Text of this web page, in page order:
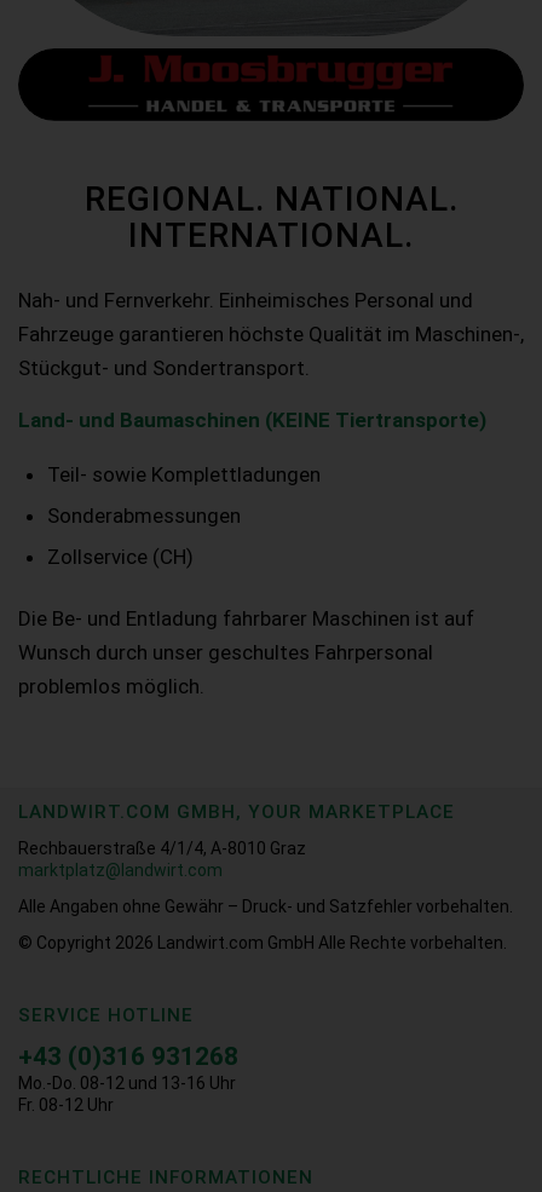
REGIONAL. NATIONAL.
INTERNATIONAL.
Nah- und Fernverkehr. Einheimisches Personal und
Fahrzeuge garantieren höchste Qualität im Maschinen-,
Stückgut- und Sondertransport.
Land- und Baumaschinen (KEINE Tiertransporte)
Teil- sowie Komplettladungen
Sonderabmessungen
Zollservice (CH)
Die Be- und Entladung fahrbarer Maschinen ist auf
Wunsch durch unser geschultes Fahrpersonal
problemlos möglich.
LANDWIRT.COM GMBH, YOUR MARKETPLACE
Rechbauerstraße 4/1/4, A-8010 Graz
marktplatz@landwirt.com
Alle Angaben ohne Gewähr – Druck- und Satzfehler vorbehalten.
© Copyright 2026
Landwirt.com GmbH Alle Rechte vorbehalten.
SERVICE HOTLINE
+43 (0)316 931268
Mo.-Do. 08-12 und 13-16 Uhr
Fr. 08-12 Uhr
RECHTLICHE INFORMATIONEN